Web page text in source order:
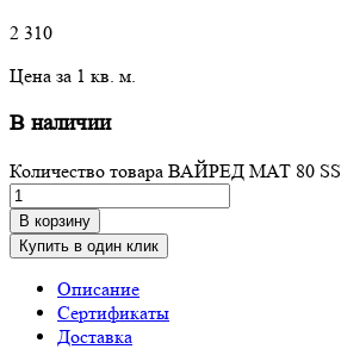
2 310
Цена за 1 кв. м.
В наличии
Количество товара ВАЙРЕД МАТ 80
В корзину
Купить в один клик
Описание
Сертификаты
Доставка